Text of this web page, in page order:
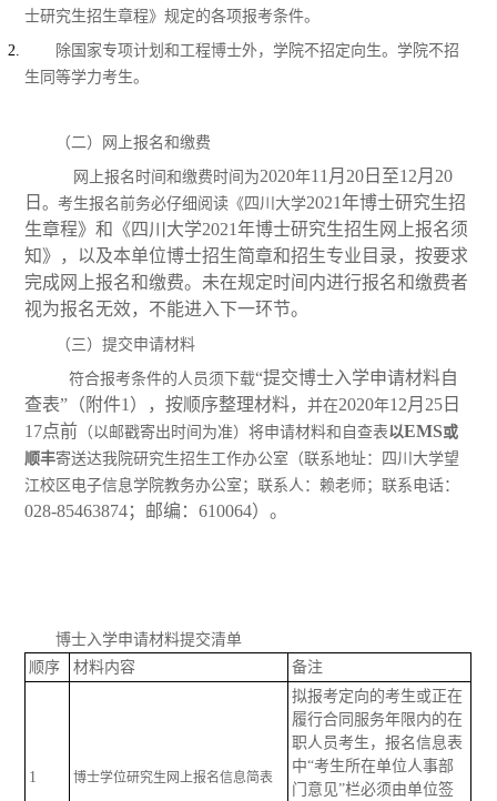
士研究生招生章程》规定的各项报考条件。
除国家专项计划和工程博士外，学院不招定向生。学院不招
生同等学力考生。
（二）网上报名和缴费
网上报名时间和缴费时间为2020年11月20日至12月20
日。考生报名前务必仔细阅读《四川大学2021年博士研究生招
生章程》和《四川大学2021年博士研究生招生网上报名须
知》，以及本单位博士招生简章和招生专业目录，按要求
完成网上报名和缴费。未在规定时间内进行报名和缴费者
视为报名无效，不能进入下一环节。
（三）提交申请材料
符合报考条件的人员须下载“提交博士入学申请材料自
查表”（附件1），按顺序整理材料，并在2020年12月25日
17点前 （以邮戳寄出时间为准）将申请材料和自查表以EMS或
顺丰寄送达我院研究生招生工作办公室（联系地址：四川大学望
江校区电子信息学院教务办公室；联系人：赖老师；联系电话：
028-85463874；邮编：610064）。
博士入学申请材料提交清单
顺序
材料内容 备注
1 博士学位研究生网上报名信息简表
拟报考定向的考生或正在
履行合同服务年限内的在
职人员考生，报名信息表
中“考生所在单位人事部
门意见”栏必须由单位签